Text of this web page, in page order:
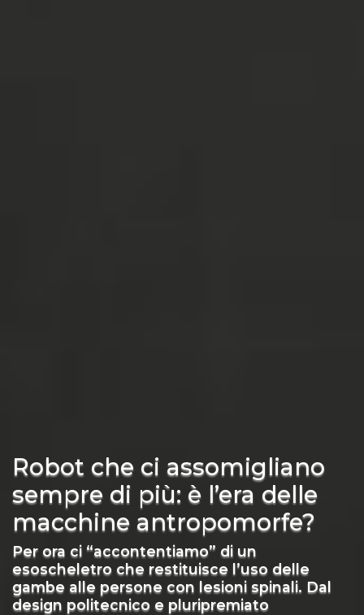
Robot che ci assomigliano
sempre di più: è l’era delle
macchine antropomorfe?
Per ora ci “accontentiamo” di un
esoscheletro che restituisce l’uso delle
gambe alle persone con lesioni spinali. Dal
design politecnico e pluripremiato